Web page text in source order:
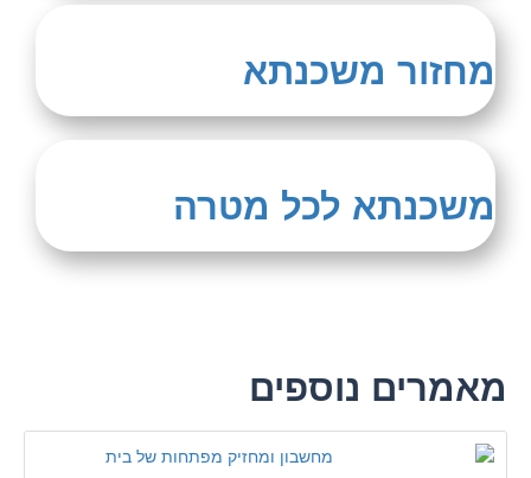
מחזור משכנתא
משכנתא לכל מטרה
מאמרים נוספים